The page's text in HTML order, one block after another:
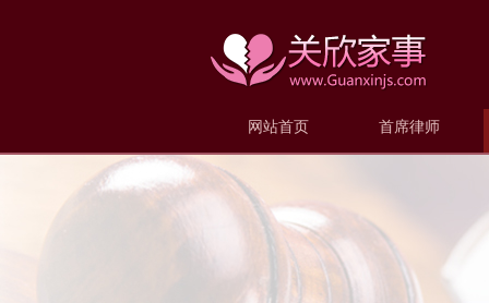
网站首页 首席律师